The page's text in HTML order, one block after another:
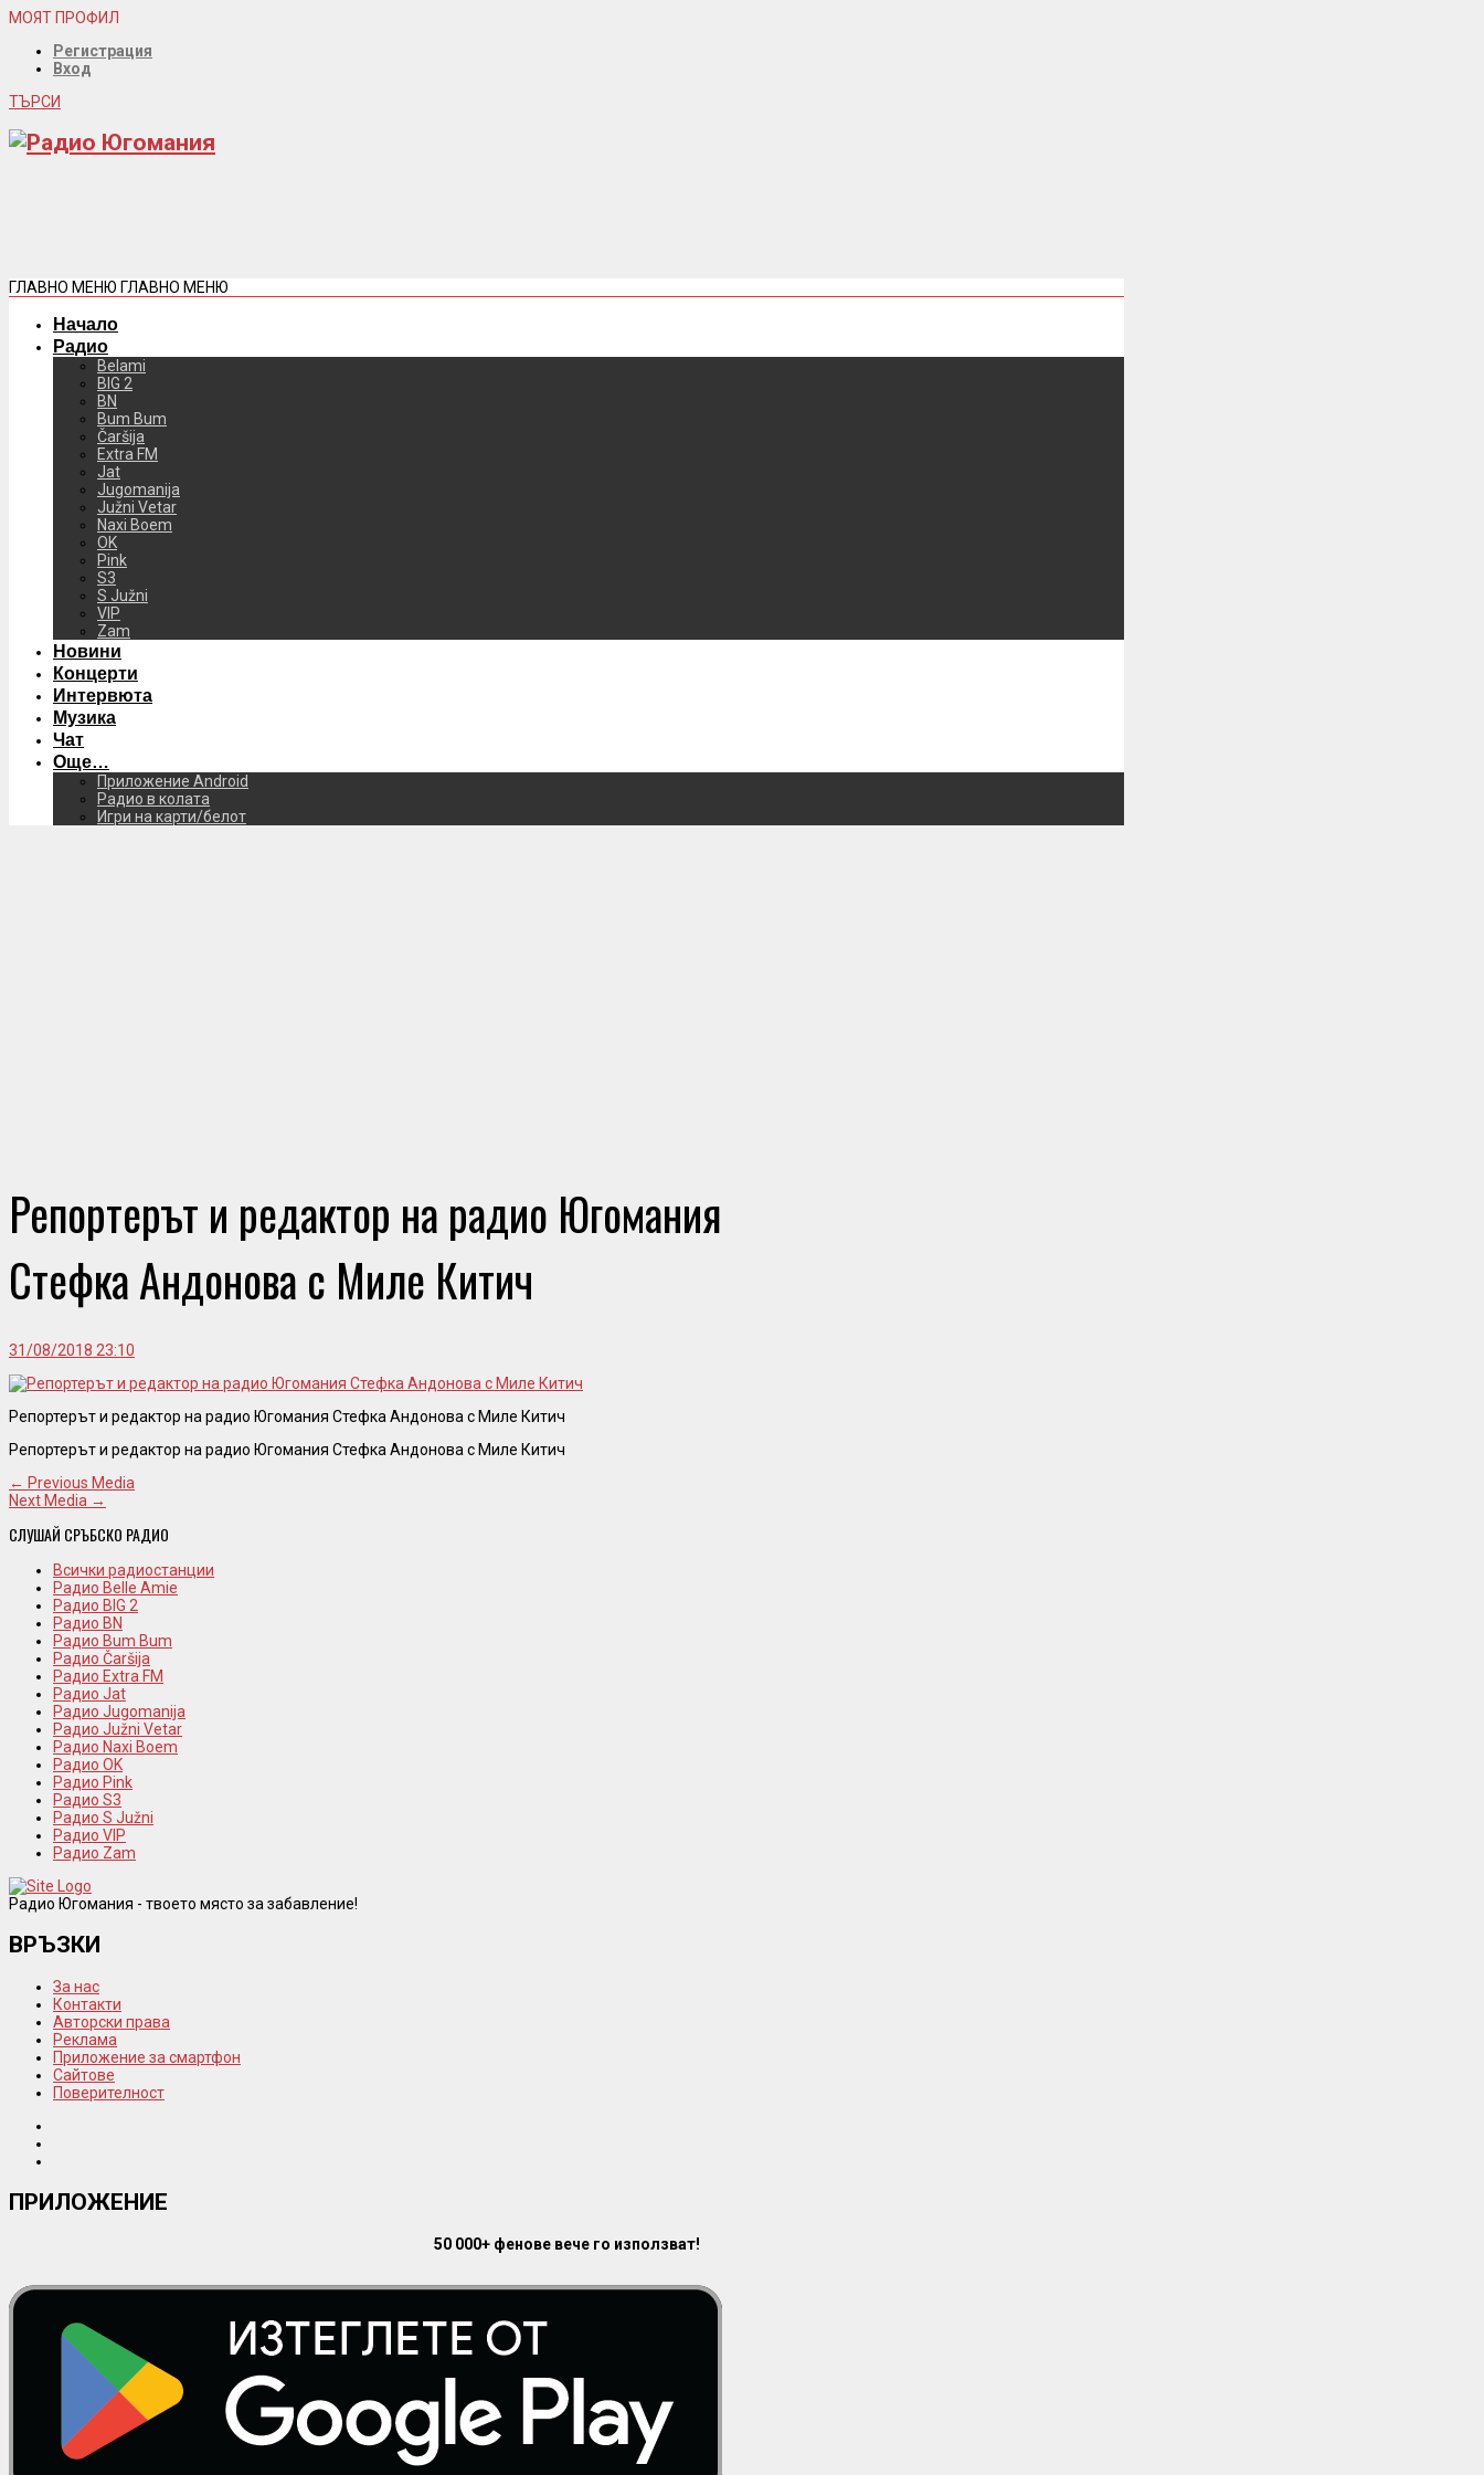
МОЯТ ПРОФИЛ
Регистрация
Вход
ТЪРСИ
ГЛАВНО МЕНЮ ГЛАВНО МЕНЮ
Начало
Радио
Belami
BIG 2
BN
Bum Bum
Čaršija
Extra FM
Jat
Jugomanija
Južni Vetar
Naxi Boem
OK
Pink
S3
S Južni
VIP
Zam
Новини
Концерти
Интервюта
Музика
Чат
Още…
Приложение Android
Радио в колата
Игри на карти/белот
Репортерът и редактор на радио Югомания
Стефка Андонова с Миле Китич
31/08/2018 23:10
Репортерът и редактор на радио Югомания Стефка Андонова с Миле Китич
Репортерът и редактор на радио Югомания Стефка Андонова с Миле Китич
← Previous Media
Next Media →
СЛУШАЙ СРЪБСКО РАДИО
Всички радиостанции
Радио Belle Amie
Радио BIG 2
Радио BN
Радио Bum Bum
Радио Čaršija
Радио Extra FM
Радио Jat
Радио Jugomanija
Радио Južni Vetar
Радио Naxi Boem
Радио OK
Радио Pink
Радио S3
Радио S Južni
Радио VIP
Радио Zam
Радио Югомания - твоето място за забавление!
ВРЪЗКИ
За нас
Контакти
Авторски права
Реклама
Приложение за смартфон
Сайтове
Поверителност
ПРИЛОЖЕНИЕ
50 000+ фенове вече го използват!